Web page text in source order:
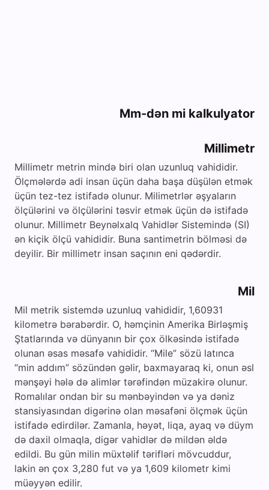
Mm-dən mi kalkulyator
Millimetr
Millimetr metrin mində biri olan uzunluq vahididir.
Ölçmələrdə adi insan üçün daha başa düşülən etmək
üçün tez-tez istifadə olunur. Milimetrlər əşyaların
ölçülərini və ölçülərini təsvir etmək üçün də istifadə
olunur. Millimetr Beynəlxalq Vahidlər Sistemində (SI)
ən kiçik ölçü vahididir. Buna santimetrin bölməsi də
deyilir. Bir millimetr insan saçının eni qədərdir.
Mil
Mil metrik sistemdə uzunluq vahididir, 1,60931
kilometrə bərabərdir. O, həmçinin Amerika Birləşmiş
Ştatlarında və dünyanın bir çox ölkəsində istifadə
olunan əsas məsafə vahididir. “Mile” sözü latınca
“min addım” sözündən gəlir, baxmayaraq ki, onun əsl
mənşəyi hələ də alimlər tərəfindən müzakirə olunur.
Romalılar ondan bir su mənbəyindən və ya dəniz
stansiyasından digərinə olan məsafəni ölçmək üçün
istifadə edirdilər. Zamanla, həyət, liqa, ayaq və düym
də daxil olmaqla, digər vahidlər də mildən əldə
edildi. Bu gün milin müxtəlif tərifləri mövcuddur,
lakin ən çox 3,280 fut və ya 1,609 kilometr kimi
müəyyən edilir.